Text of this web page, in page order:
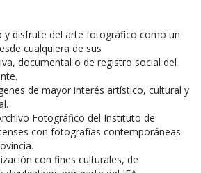
y disfrute del arte fotográfico como un
cualquiera de sus
documental o de registro social del
de mayor interés artístico, cultural y
Fotográfico del Instituto de
con fotografías contemporáneas
con fines culturales, de